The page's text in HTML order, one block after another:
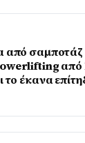
από σαμποτάζ
από
το έκανα